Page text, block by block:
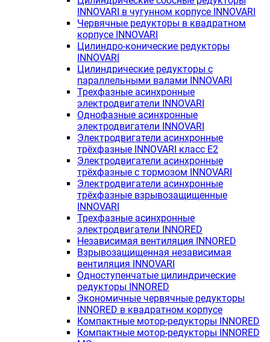
INNOVARI в чугунном корпусе INNOVARI
Червячные редукторы в квадратном
корпусе INNOVARI
Цилиндро-конические редукторы
INNOVARI
Цилиндрические редукторы с
параллельными валами INNOVARI
Трехфазные асинхронные
электродвигатели INNOVARI
Однофазные асинхронные
электродвигатели INNOVARI
Электродвигатели асинхронные
трёхфазные INNOVARI класс E2
Электродвигатели асинхронные
трёхфазные с тормозом INNOVARI
Электродвигатели асинхронные
трёхфазные взрывозащищенные
INNOVARI
Трехфазные асинхронные
электродвигатели INNORED
Независимая вентиляция INNORED
Взрывозащищенная независимая
вентиляция INNOVARI
Одноступенчатые цилиндрические
редукторы INNORED
Экономичные червячные редукторы
INNORED в квадратном корпусе
Компактные мотор-редукторы INNORED
Компактные мотор-редукторы INNORED